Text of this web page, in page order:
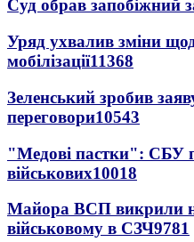
Суд обрав запобіжний
Уряд ухвалив зміни
мобілізації11368
Зеленський зробив
переговори10543
"Медові пастки": СБУ
військових10018
Майора ВСП викрили
військовому в СЗЧ9781